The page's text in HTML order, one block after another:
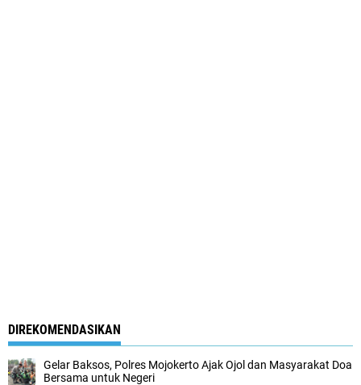
DIREKOMENDASIKAN
Gelar Baksos, Polres Mojokerto Ajak Ojol dan Masyarakat Doa
Bersama untuk Negeri